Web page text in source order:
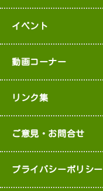
イベント
動画コーナー
リンク集
ご意見・お問合せ
プライバシーポリシー